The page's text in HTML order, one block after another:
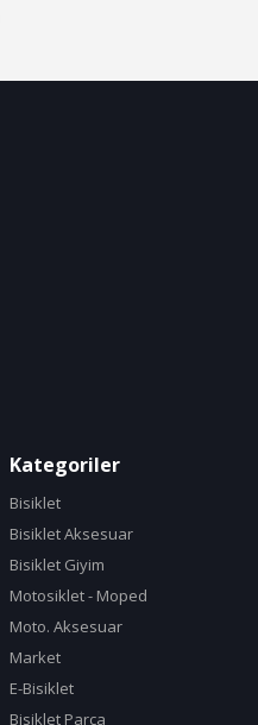
Kategoriler
Bisiklet
Bisiklet Aksesuar
Bisiklet Giyim
Motosiklet - Moped
Moto. Aksesuar
Market
E-Bisiklet
Bisiklet Parça